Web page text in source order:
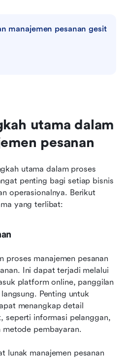
manajemen pesanan gesit
utama dalam
pesanan
utama dalam proses
penting bagi setiap bisnis
operasionalnya. Berikut
yang terlibat:
proses manajemen pesanan
Ini dapat terjadi melalui
platform online, panggilan
Penting untuk
menangkap detail
seperti informasi pelanggan,
pembayaran.
lunak manajemen pesanan